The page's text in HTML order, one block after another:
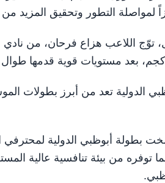
لمواصلة التطور وتحقيق المزيد
اللاعب هزاع فرحان، من نادي
الدولية تعد من أبرز بطولات
بطولة أبوظبي الدولية
توفره من بيئة تنافسية عالية